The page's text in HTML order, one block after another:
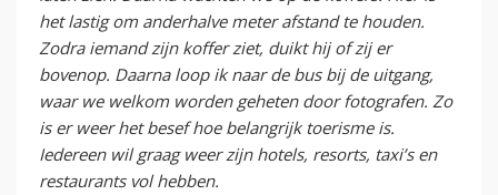
het lastig om anderhalve meter afstand te houden.
Zodra iemand zijn koffer ziet, duikt hij of zij er
bovenop. Daarna loop ik naar de bus bij de uitgang,
waar we welkom worden geheten door fotografen. Zo
is er weer het besef hoe belangrijk toerisme is.
Iedereen wil graag weer zijn hotels, resorts, taxi’s en
restaurants vol hebben.